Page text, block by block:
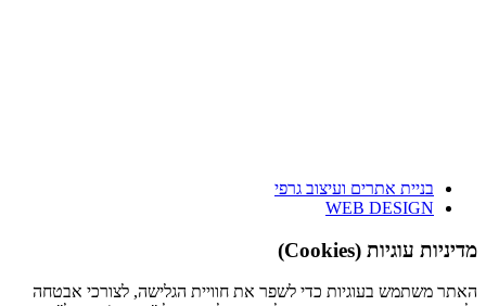
בניית אתרים ועיצוב גרפי
WEB DESIGN
מדיניות עוגיות (Cookies)
האתר משתמש בעוגיות כדי לשפר את חוויית הגלישה, לצורכי אבטחה